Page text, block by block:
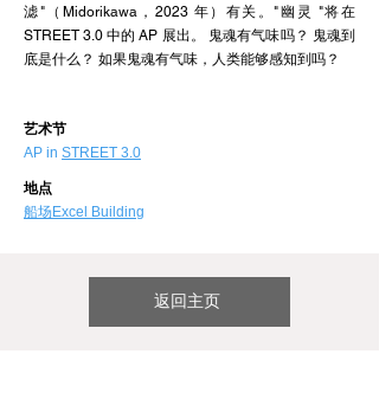
滤"（Midorikawa，2023 年）有关。"幽灵 "将在
STREET 3.0 中的 AP 展出。 鬼魂有气味吗？ 鬼魂到
底是什么？ 如果鬼魂有气味，人类能够感知到吗？
艺术节
AP in STREET 3.0
地点
​船场Excel Building
返回主页